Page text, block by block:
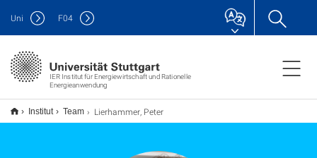
IER Institut für Energiewirtschaft und Rationelle
Energieanwendung
Uni F04
Institut Team Lierhammer, Peter